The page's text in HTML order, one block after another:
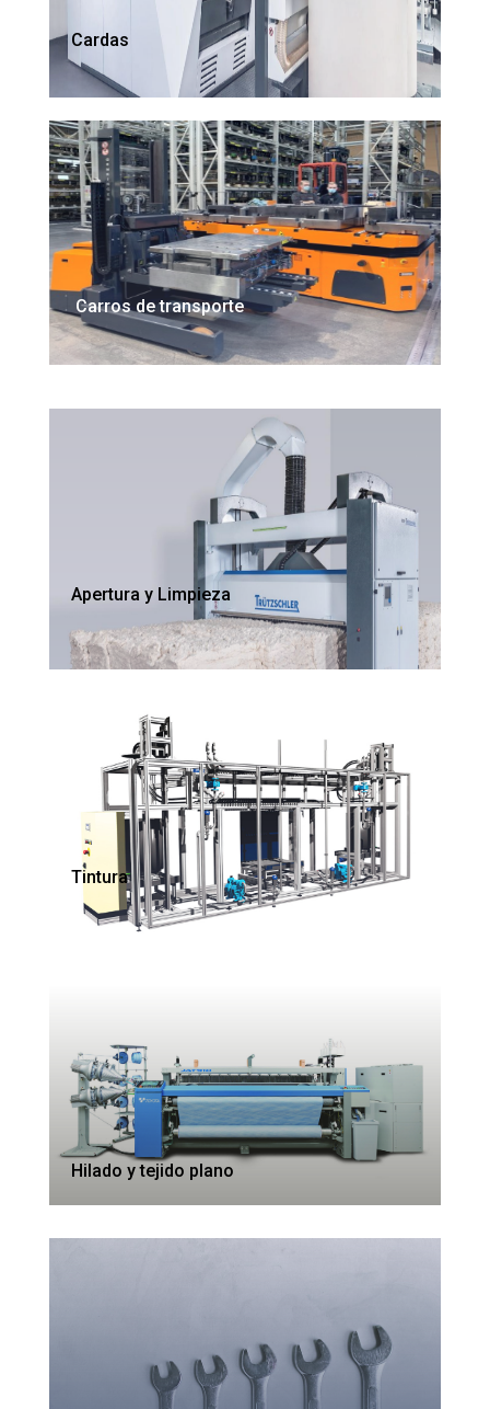
Cardas
Carros de transporte
Apertura y Limpieza
Tintura
Hilado y tejido plano